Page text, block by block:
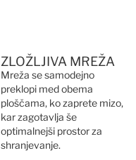
ZLOŽLJIVA MREŽA
Mreža se samodejno
preklopi med obema
ploščama, ko zaprete mizo,
kar zagotavlja še
optimalnejši prostor za
shranjevanje.